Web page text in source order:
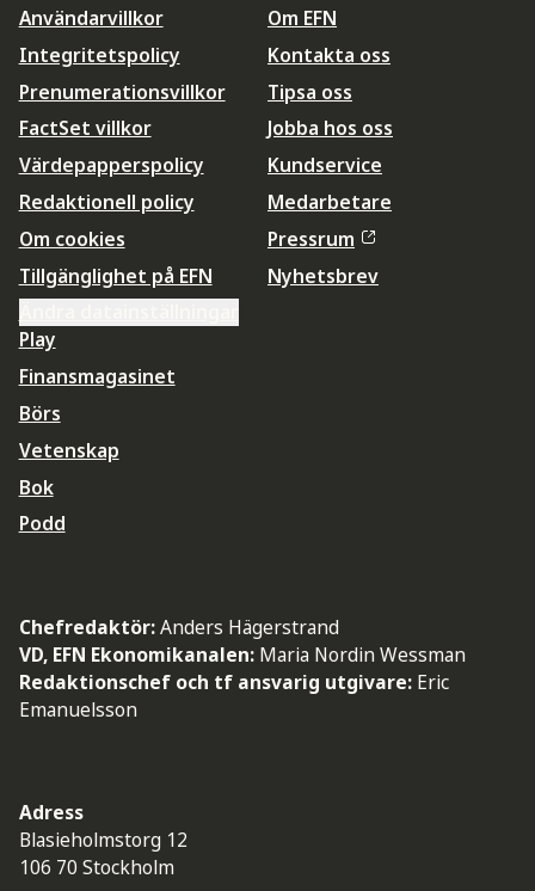
Användarvillkor
Integritetspolicy
Prenumerationsvillkor
FactSet villkor
Värdepapperspolicy
Redaktionell policy
Om cookies
Tillgänglighet på EFN
Om EFN
Kontakta oss
Tipsa oss
Jobba hos oss
Kundservice
Medarbetare
Pressrum
Nyhetsbrev
Play
Finansmagasinet
Börs
Vetenskap
Bok
Podd
Chefredaktör:Anders Hägerstrand
VD, EFN Ekonomikanalen: Maria Nordin Wessman
Redaktionschef och tf ansvarig utgivare: Eric
Emanuelsson
Adress
Blasieholmstorg 12
106 70 Stockholm